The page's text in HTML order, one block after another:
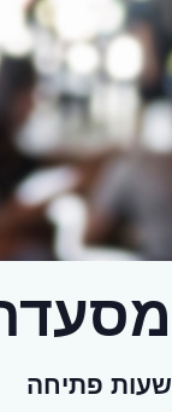
שעות פתיחה